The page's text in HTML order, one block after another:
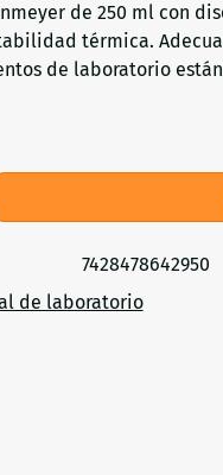
de 250 ml con
térmica.
de laboratorio
7428478642950
de laboratorio